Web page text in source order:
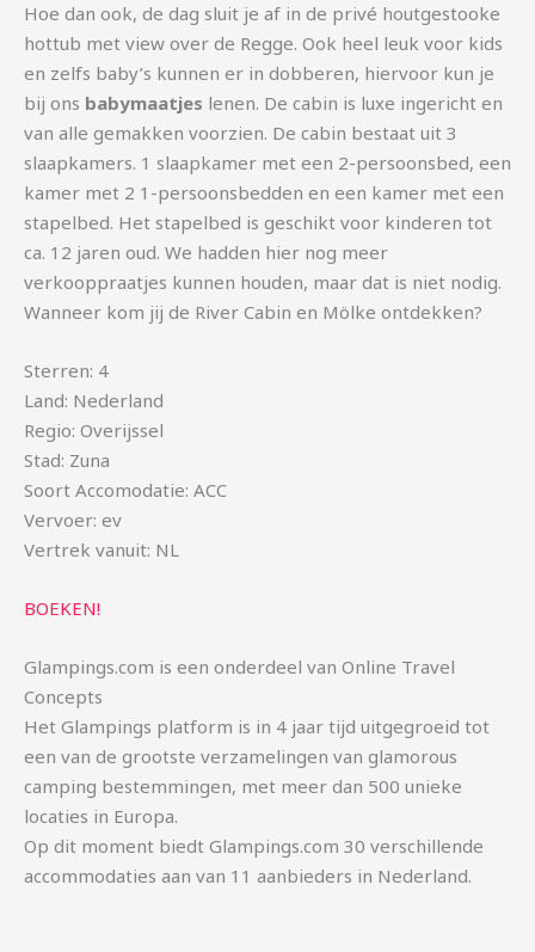
Hoe dan ook, de dag sluit je af in de privé houtgestooke
hottub met view over de Regge. Ook heel leuk voor kids
en zelfs baby’s kunnen er in dobberen, hiervoor kun je
bij ons babymaatjes lenen. De cabin is luxe ingericht en
van alle gemakken voorzien. De cabin bestaat uit 3
slaapkamers. 1 slaapkamer met een 2-persoonsbed, een
kamer met 2 1-persoonsbedden en een kamer met een
stapelbed. Het stapelbed is geschikt voor kinderen tot
ca. 12 jaren oud. We hadden hier nog meer
verkooppraatjes kunnen houden, maar dat is niet nodig.
Wanneer kom jij de River Cabin en Mölke ontdekken?
Sterren: 4
Land: Nederland
Regio: Overijssel
Stad: Zuna
Soort Accomodatie: ACC
Vervoer: ev
Vertrek vanuit: NL
BOEKEN!
Glampings.com is een onderdeel van Online Travel
Concepts
Het Glampings platform is in 4 jaar tijd uitgegroeid tot
een van de grootste verzamelingen van glamorous
camping bestemmingen, met meer dan 500 unieke
locaties in Europa.
Op dit moment biedt Glampings.com 30 verschillende
accommodaties aan van 11 aanbieders in Nederland.